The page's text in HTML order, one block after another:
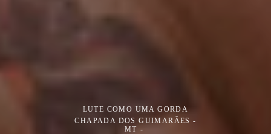
LUTE COMO UMA GORDA
CHAPADA DOS GUIMARÃES -
MT